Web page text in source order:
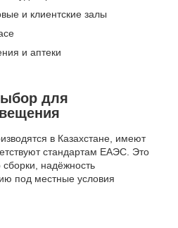
и клиентские залы
и аптеки
для
в Казахстане, имеют
стандартам ЕАЭС. Это
сборки, надёжность
под местные условия